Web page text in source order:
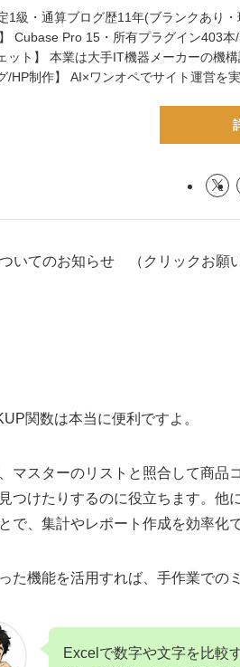
1級・通算ブログ歴11年(ブランクあり
】 Cubase Pro 15・所有プラグイン403
ット】 本業は大手IT機器メーカーの機
/HP制作】 AI×ワンオペでサイト運営を
いてのお知らせ （クリックお願
関数は本当に便利ですよ。
マスターのリストと照合して商品
つけたりするのに役立ちます。他
で、集計やレポート作成を効率化
た機能を活用すれば、手作業での
Excelで数字や文字を比較